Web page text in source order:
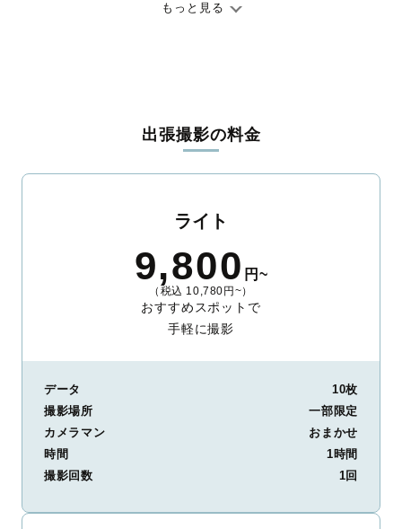
ありのままの空気感を大切に、何十年経っても見返したくなるよ
ィを身につけたプロのカメラマンが全国47都道府県に在籍してい
ます。創業10年のノウハウを活かし、思い出に残る素敵な撮影体
験をお届けします。
整。自然な雰囲気を残しつつも、おしゃれで洗練された仕上がり
に。きっと「こんな写真を撮ってほしかった！」と思える一枚に
出会えます。まずは、ラブグラフの撮影事例
もっと見る
出張撮影の料金
ライト
9,800 円~
（税込 10,780円~）
おすすめスポットで
手軽に撮影
データ
10枚
撮影場所
一部限定
カメラマン
おまかせ
時間
1時間
撮影回数
1回